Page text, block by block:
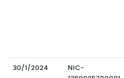
30/1/2024
NIC-